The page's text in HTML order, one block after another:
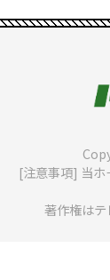
[注意事項] 当
著作権はテ